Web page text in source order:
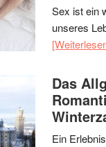
Sex ist ein
unseres
Das
Ein